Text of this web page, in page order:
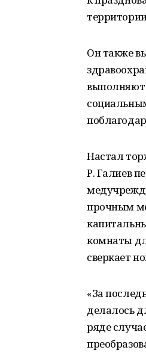
Он также
выполняют
Настал
Р. Галиев
прочным
комнаты
сверкает
«За
делалось
ряде